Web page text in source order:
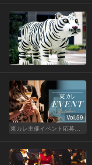
Vol.59
東カレ主催イベント応募詳細記事一覧